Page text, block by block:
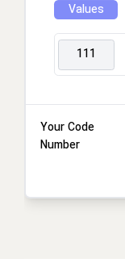
Process
Connection
Housing
Values
111
Your Code
Number